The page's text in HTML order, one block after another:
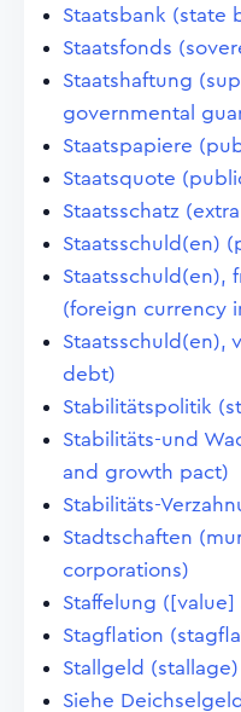
Staatsbank (state
Staatsfonds
Staatshaftung
governmental
Staatspapiere
Staatsquote
Staatsschatz
Staatsschuld(en)
Staatsschuld(en),
(foreign currency
Staatsschuld(en),
debt)
Stabilitätspolitik
Stabilitäts-und
and growth pact)
Stabilitäts-
Stadtschaften
corporations)
Staffelung
Stagflation
Stallgeld (stallage)
Siehe